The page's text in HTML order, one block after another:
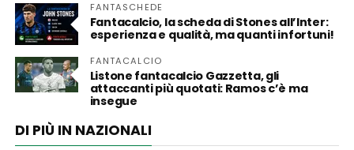
FANTASCHEDE
Fantacalcio, la scheda di Stones all’Inter:
esperienza e qualità, ma quanti infortuni!
FANTACALCIO
Listone fantacalcio Gazzetta, gli
attaccanti più quotati: Ramos c’è ma
insegue
DI PIÙ IN NAZIONALI